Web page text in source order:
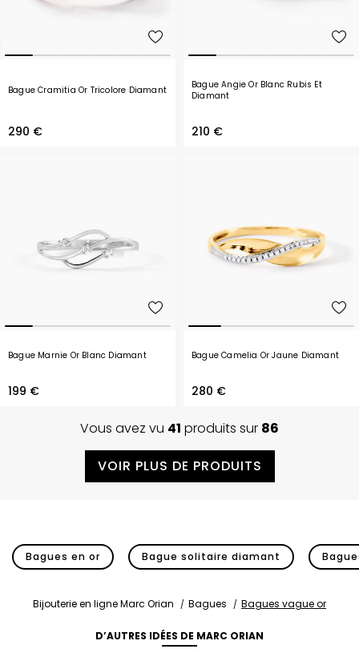
Bague Cramitia Or Tricolore Diamant
290 €
Bague Angie Or Blanc Rubis Et
Diamant
210 €
Bague Marnie Or Blanc Diamant
199 €
Bague Camelia Or Jaune Diamant
280 €
Vous avez vu 41 produits sur 86
VOIR PLUS DE PRODUITS
Bagues en or Bague solitaire diamant
Bijouterie en ligne Marc Orian Bagues Bagues vague or
D’AUTRES IDÉES DE MARC ORIAN